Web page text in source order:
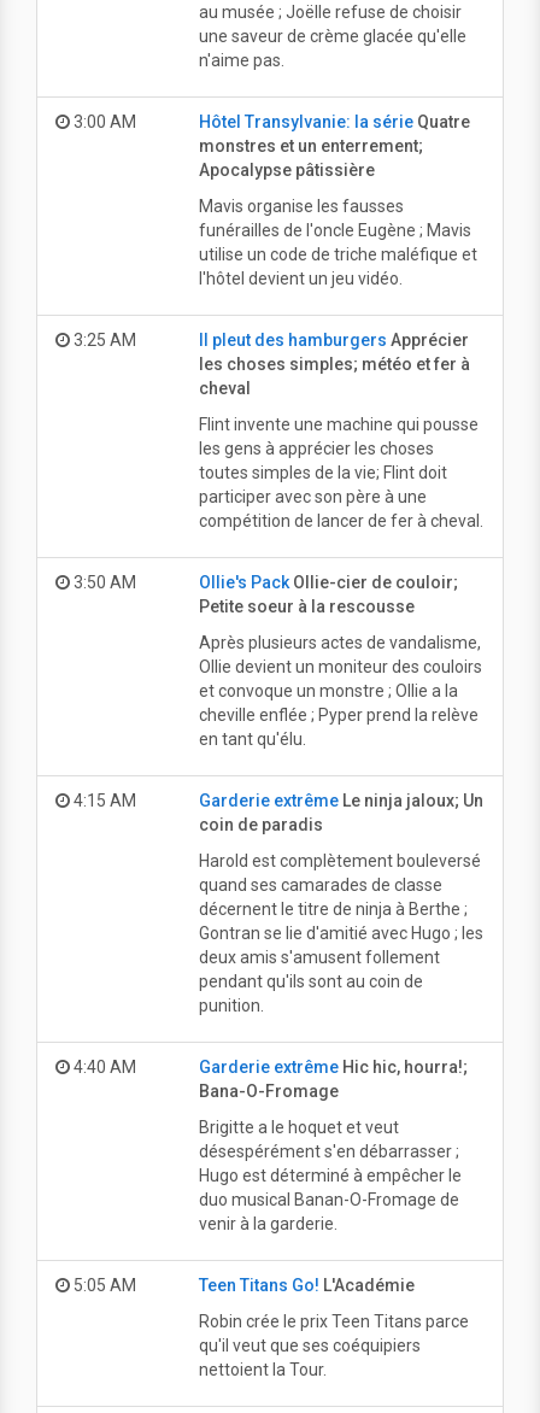
au musée ; Joëlle refuse de choisir
une saveur de crème glacée qu'elle
n'aime pas.
3:00 AM Hôtel Transylvanie: la sérieQuatre
monstres et un enterrement;
Apocalypse pâtissière
Mavis organise les fausses
funérailles de l'oncle Eugène ; Mavis
utilise un code de triche maléfique et
l'hôtel devient un jeu vidéo.
3:25 AM Il pleut des hamburgers Apprécier
les choses simples; météo et fer à
cheval
Flint invente une machine qui pousse
les gens à apprécier les choses
toutes simples de la vie; Flint doit
participer avec son père à une
compétition de lancer de fer à cheval.
3:50 AM Ollie's PackOllie-cier de couloir;
Petite soeur à la rescousse
Après plusieurs actes de vandalisme,
Ollie devient un moniteur des couloirs
et convoque un monstre ; Ollie a la
cheville enflée ; Pyper prend la relève
en tant qu'élu.
4:15 AM Garderie extrêmeLe ninja jaloux; Un
coin de paradis
Harold est complètement bouleversé
quand ses camarades de classe
décernent le titre de ninja à Berthe ;
Gontran se lie d'amitié avec Hugo ; les
deux amis s'amusent follement
pendant qu'ils sont au coin de
punition.
4:40 AM Garderie extrêmeHic hic, hourra!;
Bana-O-Fromage
Brigitte a le hoquet et veut
désespérément s'en débarrasser ;
Hugo est déterminé à empêcher le
duo musical Banan-O-Fromage de
venir à la garderie.
5:05 AM Teen Titans Go! L'Académie
Robin crée le prix Teen Titans parce
qu'il veut que ses coéquipiers
nettoient la Tour.